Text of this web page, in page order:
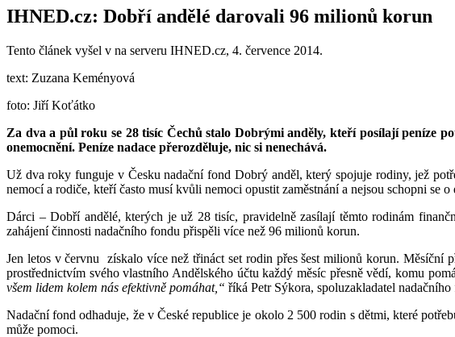
IHNED.cz: Dobří andělé darovali 96 milionů korun
Tento článek vyšel v na serveru IHNED.cz, 4. července 2014.
text: Zuzana Keményová
foto: Jiří Koťátko
Za dva a půl roku se 28 tisíc Čechů stalo Dobrými anděly, kteří posílají peníze
onemocnění. Peníze nadace přerozděluje, nic si nenechává.
Už dva roky funguje v Česku nadační fond Dobrý anděl, který spojuje rodiny, jež
nemocí a rodiče, kteří často musí kvůli nemoci opustit zaměstnání a nejsou schopni se o
Dárci – Dobří andělé, kterých je už 28 tisíc, pravidelně zasílají těmto rodinám
zahájení činnosti nadačního fondu přispěli více než 96 milionů korun.
Jen letos v červnu získalo více než třináct set rodin přes šest milionů korun.
prostřednictvím svého vlastního Andělského účtu každý měsíc přesně vědí, komu
všem lidem kolem nás efektivně pomáhat,“ říká Petr Sýkora, spoluzakladatel
Nadační fond odhaduje, že v České republice je okolo 2 500 rodin s dětmi, které
může pomoci.